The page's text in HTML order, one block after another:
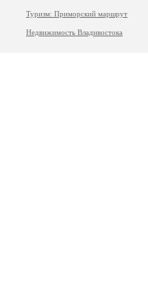
Туризм: Приморский маршрут
Недвижимость Владивостока